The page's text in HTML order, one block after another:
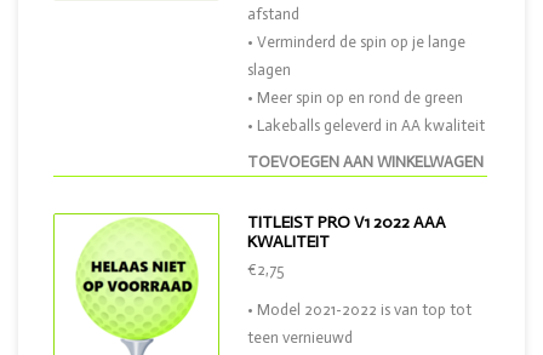
TOEVOEGEN AAN WINKELWAGEN
afstand
• Verminderd de spin op je lange
slagen
• Meer spin op en rond de green
• Lakeballs geleverd in AA kwaliteit
TITLEIST PRO V1 2022 AAA
KWALITEIT
€2,75
• Model 2021-2022 is van top tot
teen vernieuwd